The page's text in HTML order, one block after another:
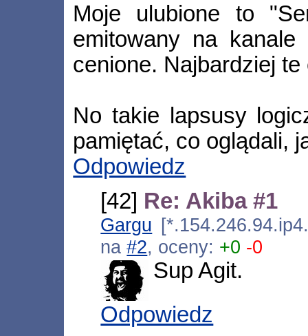
Moje ulubione to
emitowany na
cenione. Najbardziej
No takie lapsusy
pamiętać, co oglądali,
Odpowiedz
[42] Re: Akiba #1
Gargu
na#2, oceny: +0 -0
Sup Agit.
Odpowiedz